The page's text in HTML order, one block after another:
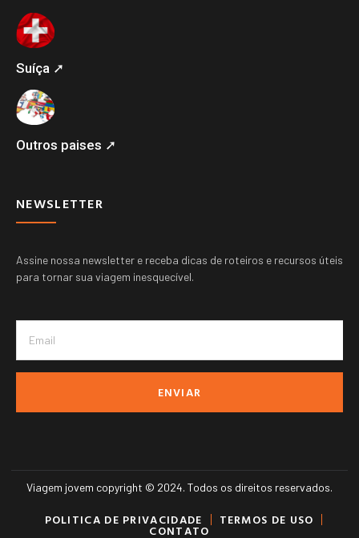
Suíça ➚
Outros paises ➚
NEWSLETTER
Assine nossa newsletter e receba dicas de roteiros e recursos úteis
para tornar sua viagem inesquecível.
ENVIAR
Viagem jovem copyright © 2024. Todos os direitos reservados.
POLITICA DE PRIVACIDADE TERMOS DE USO
CONTATO